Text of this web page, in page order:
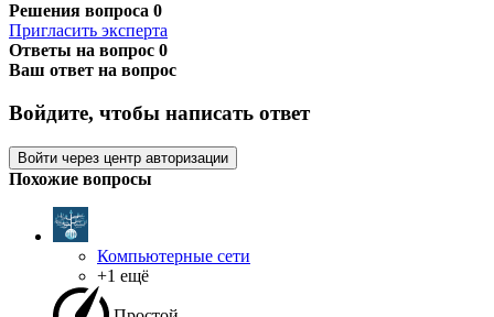
Решения вопроса 0
Пригласить эксперта
Ответы на вопрос 0
Ваш ответ на вопрос
Войдите, чтобы написать ответ
Войти через центр авторизации
Похожие вопросы
Компьютерные сети
+1 ещё